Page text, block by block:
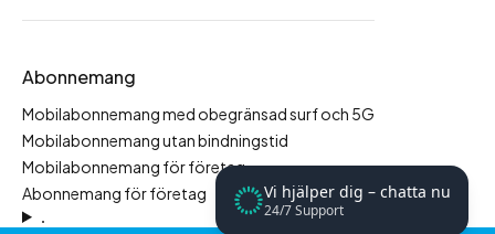
Vi hjälper dig – chatta nu
24/7 Support
Abonnemang
Mobilabonnemang med obegränsad surf och 5G
Mobilabonnemang utan bindningstid
Mobilabonnemang för företag
Abonnemang för företag
.